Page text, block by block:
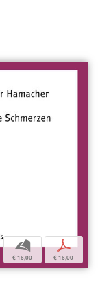
b
€ 16,00
p
€ 16,00